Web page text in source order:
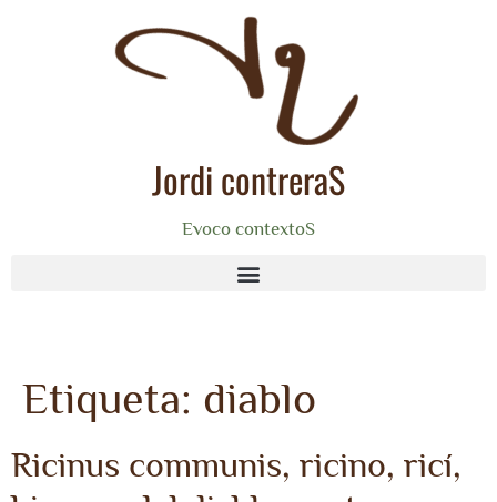
Jordi contreraS
Evoco contextoS
Etiqueta: diablo
Ricinus communis, ricino, ricí,